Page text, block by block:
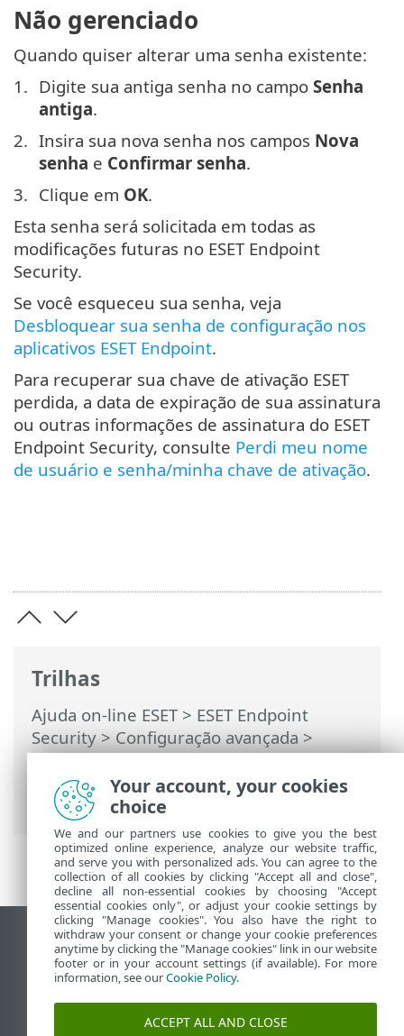
Trilhas
Ajuda on-line ESET> ESET Endpoint
Security>Configuração avançada>
Interface do usuário>Configuração de
acesso> Senha para Configuração
avançada
Não gerenciado
Quando quiser alterar uma senha existente:
Digite sua antiga senha no campo Senha
antiga.
Insira sua nova senha nos campos Nova
senha e Confirmar senha.
Clique em OK.
Esta senha será solicitada em todas as
modificações futuras no ESET Endpoint
Security.
Se você esqueceu sua senha, veja
Desbloquear sua senha de configuração nos
aplicativos ESET Endpoint.
Para recuperar sua chave de ativação ESET
perdida, a data de expiração de sua assinatura
ou outras informações de assinatura do ESET
Endpoint Security, consulte Perdi meu nome
de usuário e senha/minha chave de ativação.
Ver site para desktop
End of Life
Base de conhecimento ESET
Fórum ESET
Your account, your cookies
choice
We and our partners use cookies to give you the best
optimized online experience, analyze our website traffic,
and serve you with personalized ads. You can agree to the
collection of all cookies by clicking "Accept all and close",
decline all non-essential cookies by choosing "Accept
essential cookies only", or adjust your cookie settings by
clicking "Manage cookies". You also have the right to
withdraw your consent or change your cookie preferences
anytime by clicking the "Manage cookies" link in our website
footer or in your account settings (if available). For more
information, see ourCookie Policy.
ACCEPT ALL AND CLOSE